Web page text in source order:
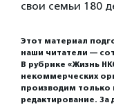
свои семьи 180
Этот материал
наши читатели —
В рубрике «Жизнь
некоммерческих
производим только
редактирование.